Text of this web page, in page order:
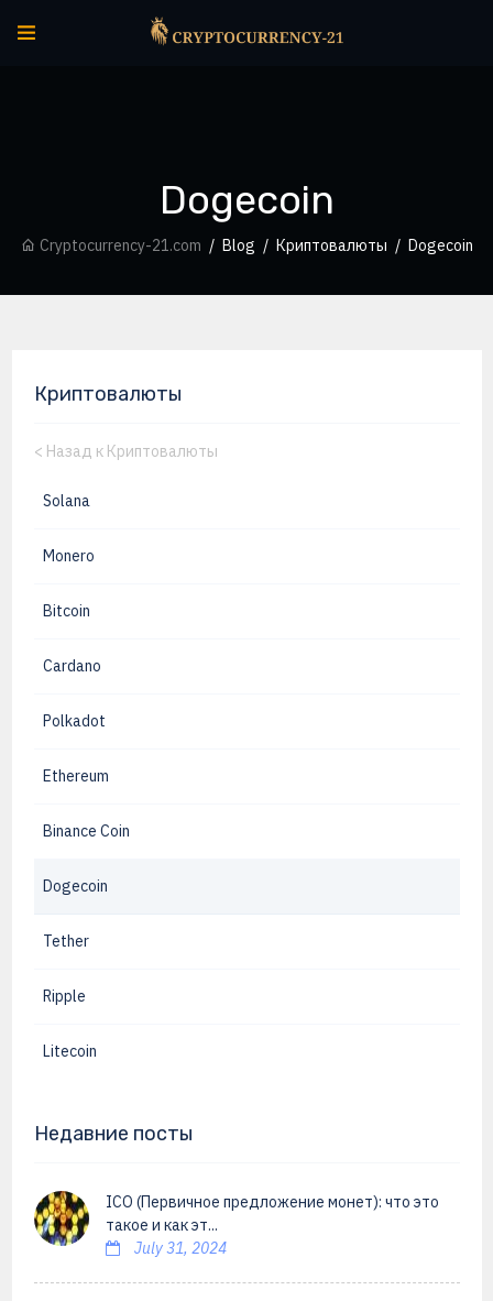
Dogecoin
Cryptocurrency-21.com Blog Криптовалюты Dogecoin
Криптовалюты
< Назад к Криптовалюты
Solana
Monero
Bitcoin
Cardano
Polkadot
Ethereum
Binance Coin
Dogecoin
Tether
Ripple
Litecoin
Недавние посты
ICO (Первичное предложение монет): что это
такое и как эт...
July 31, 2024